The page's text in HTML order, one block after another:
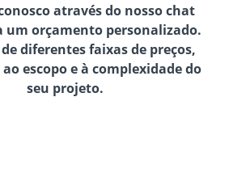
através do nosso chat
um orçamento personalizado.
diferentes faixas de preços,
escopo e à complexidade do
seu projeto.